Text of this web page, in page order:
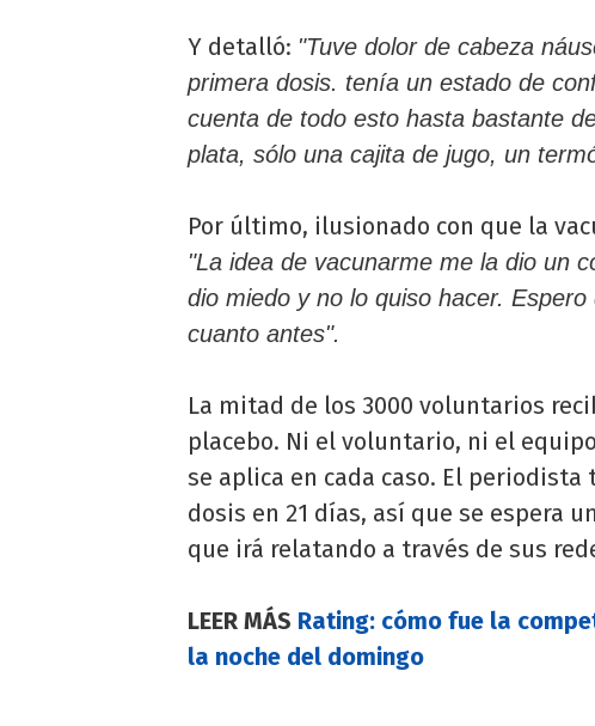
Y detalló: "Tuve dolor de cabeza
primera dosis. tenía un estado de
cuenta de todo esto hasta bastante
plata, sólo una cajita de jugo, un
Por último, ilusionado con que la
"La idea de vacunarme me la dio un
dio miedo y no lo quiso hacer.
cuanto antes".
La mitad de los 3000 voluntarios
placebo. Ni el voluntario, ni el
se aplica en cada caso. El
dosis en 21 días, así que se espera
que irá relatando a través de sus
LEER MÁS Rating: cómo fue la
la noche del domingo